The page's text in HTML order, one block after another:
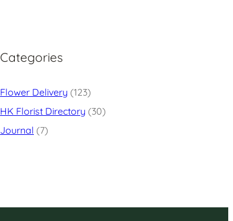
Categories
Flower Delivery (123)
HK Florist Directory (30)
Journal (7)